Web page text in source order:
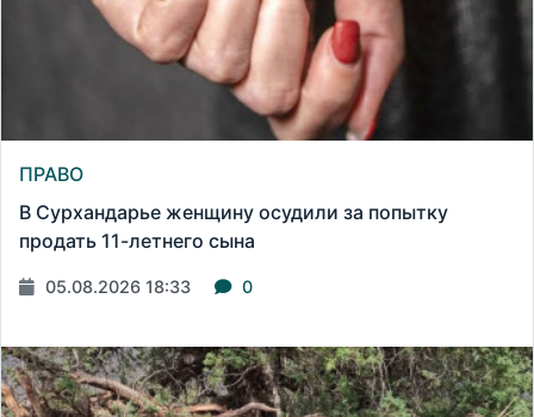
ПРАВО
В Сурхандарье женщину осудили за попытку
продать 11-летнего сына
05.08.2026 18:33 0